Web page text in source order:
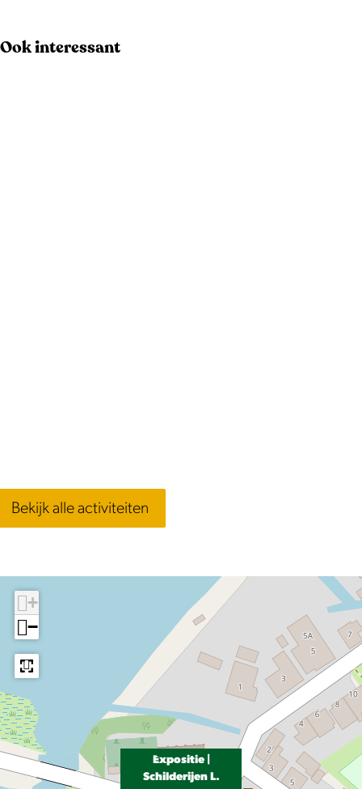
n
Ook interessant
Bekijk alle activiteiten
Expositie |
Schilderijen L.
+
−